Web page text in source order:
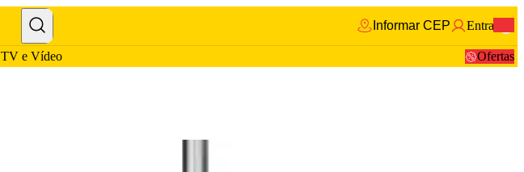
Informar CEP Entrar
TV e Vídeo Ofertas